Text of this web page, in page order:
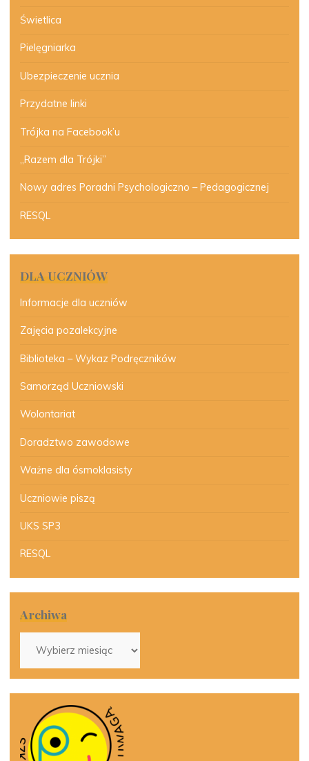
Świetlica
Pielęgniarka
Ubezpieczenie ucznia
Przydatne linki
Trójka na Facebook’u
„Razem dla Trójki”
Nowy adres Poradni Psychologiczno – Pedagogicznej
RESQL
DLA UCZNIÓW
Informacje dla uczniów
Zajęcia pozalekcyjne
Biblioteka – Wykaz Podręczników
Samorząd Uczniowski
Wolontariat
Doradztwo zawodowe
Ważne dla ósmoklasisty
Uczniowie piszą
UKS SP3
RESQL
Archiwa